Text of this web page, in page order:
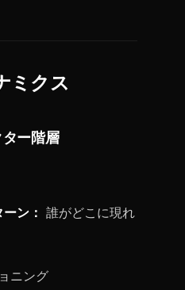
ミクス
ター階層
ン： 誰がどこに現れ
ニング